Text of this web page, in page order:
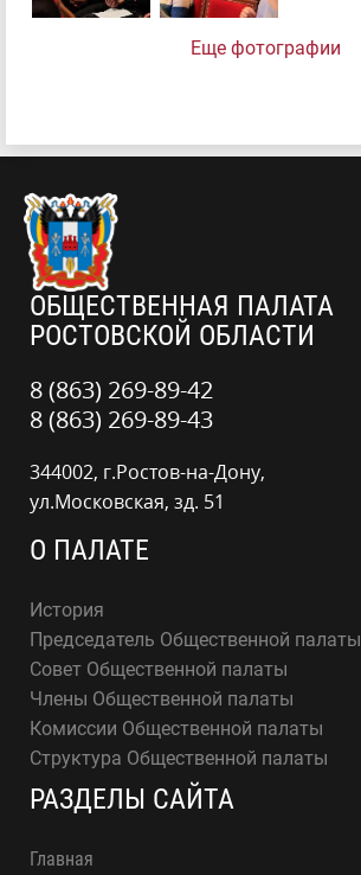
Еще фотографии
ОБЩЕСТВЕННАЯ ПАЛАТА
РОСТОВСКОЙ ОБЛАСТИ
8 (863) 269-89-42
8 (863) 269-89-43
344002, г.Ростов-на-Дону,
ул.Московская, зд. 51
О ПАЛАТЕ
История
Председатель Общественной палаты
Совет Общественной палаты
Члены Общественной палаты
Комиссии Общественной палаты
Структура Общественной палаты
РАЗДЕЛЫ САЙТА
Главная